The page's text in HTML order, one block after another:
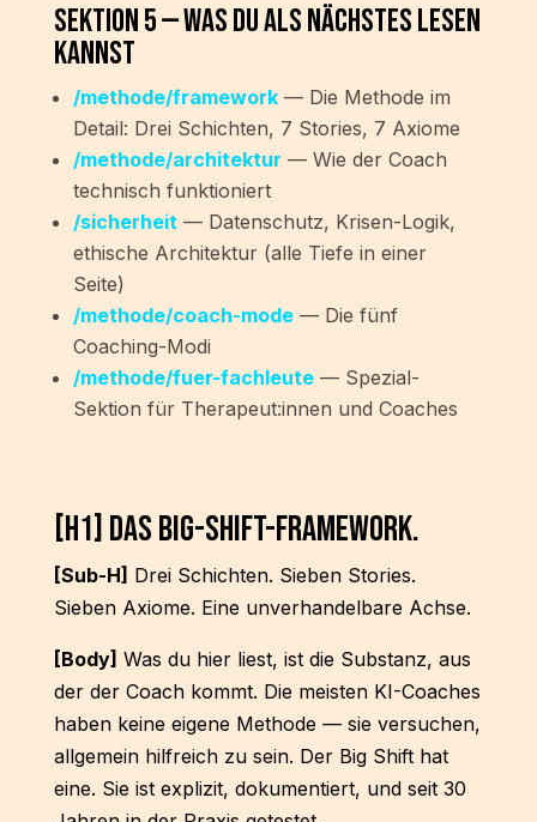
Sektion 5 — Was du als Nächstes lesen
kannst
/methode/framework— Die Methode im
Detail: Drei Schichten, 7 Stories, 7 Axiome
/methode/architektur — Wie der Coach
technisch funktioniert
/sicherheit— Datenschutz, Krisen-Logik,
ethische Architektur (alle Tiefe in einer
Seite)
/methode/coach-mode— Die fünf
Coaching-Modi
/methode/fuer-fachleute— Spezial-
Sektion für Therapeut:innen und Coaches
[H1] Das Big-Shift-Framework.
[Sub-H] Drei Schichten. Sieben Stories.
Sieben Axiome. Eine unverhandelbare Achse.
[Body] Was du hier liest, ist die Substanz, aus
der der Coach kommt. Die meisten KI-Coaches
haben keine eigene Methode — sie versuchen,
allgemein hilfreich zu sein. Der Big Shift hat
eine. Sie ist explizit, dokumentiert, und seit 30